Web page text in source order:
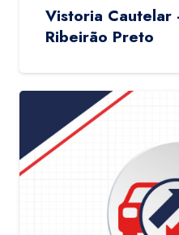
Vistoria Cautelar
Ribeirão Preto